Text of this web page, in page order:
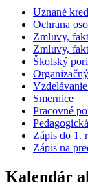
Uznané
Ochrana
Zmluvy,
Zmluvy,
Školský
Smernice
Pracovné
Zápis do 1.
Zápis na
Kalendár